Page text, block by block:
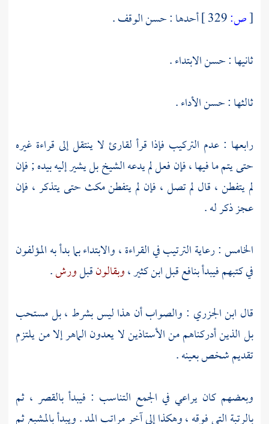
[ص:
أحدها : حسن الوقف .
ثانيها : حسن الابتداء .
ثالثها : حسن الأداء .
رابعها : عدم التركيب فإذا قرأ لقارئ لا ينتقل إلى قراءة غيره
حتى يتم ما فيها ، فإن فعل لم يدعه الشيخ بل يشير إليه بيده ; فإن
لم يتفطن ، قال لم تصل ، فإن لم يتفطن مكث حتى يتذكر ، فإن
عجز ذكر له .
الخامس : رعاية الترتيب في القراءة ، والابتداء بما بدأ به المؤلفون
في كتبهم فيبدأبنافعقبلابن كثير،وبقالونقبلورش.
قال ابن الجزري : والصواب أن هذا ليس بشرط ، بل مستحب
بل الذين أدركناهم من الأستاذين لا يعدون الماهر إلا من يلتزم
تقديم شخص بعينه .
وبعضهم كان يراعي في الجمع التناسب : فيبدأ بالقصر ، ثم
بالرتبة التي فوقه ، وهكذا إلى آخر مراتب المد . ويبدأ بالمشبع ثم